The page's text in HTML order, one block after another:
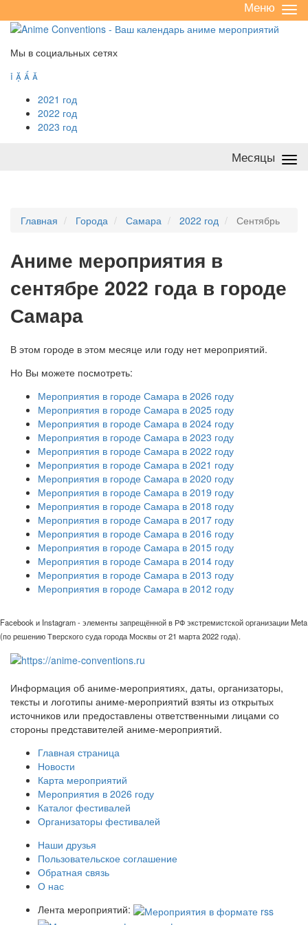
/
Меню
Мы в социальных сетях
   
2021 год
2022 год
2023 год
Месяцы
Главная Города Самара 2022 год Сентябрь
Аниме мероприятия в
сентябре 2022 года в городе
Самара
В этом городе в этом месяце или году нет мероприятий.
Но Вы можете посмотреть:
Мероприятия в городе Самара в 2026 году
Мероприятия в городе Самара в 2025 году
Мероприятия в городе Самара в 2024 году
Мероприятия в городе Самара в 2023 году
Мероприятия в городе Самара в 2022 году
Мероприятия в городе Самара в 2021 году
Мероприятия в городе Самара в 2020 году
Мероприятия в городе Самара в 2019 году
Мероприятия в городе Самара в 2018 году
Мероприятия в городе Самара в 2017 году
Мероприятия в городе Самара в 2016 году
Мероприятия в городе Самара в 2015 году
Мероприятия в городе Самара в 2014 году
Мероприятия в городе Самара в 2013 году
Мероприятия в городе Самара в 2012 году
Facebook и Instagram - элементы запрещённой в РФ экстремистской организации Meta
(по решению Тверского суда города Москвы от 21 марта 2022 года).
Информация об аниме-мероприятиях, даты, организаторы,
тексты и логотипы аниме-мероприятий взяты из открытых
источников или предоставлены ответственными лицами со
стороны представителей аниме-мероприятий.
Главная страница
Новости
Карта мероприятий
Мероприятия в 2026 году
Каталог фестивалей
Организаторы фестивалей
Наши друзья
Пользовательское соглашение
Обратная связь
О нас
Лента мероприятий: